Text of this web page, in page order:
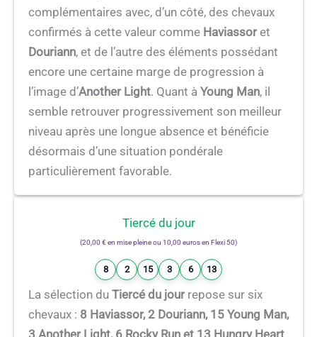
complémentaires avec, d’un côté, des chevaux
confirmés à cette valeur comme Haviassoret
Douriann, et de l’autre des éléments possédant
encore une certaine marge de progression à
l’image d’Another Light. Quant à Young Man, il
semble retrouver progressivement son meilleur
niveau après une longue absence et bénéficie
désormais d’une situation pondérale
particulièrement favorable.
Tiercé du jour
(20,00 € en mise pleine ou 10,00 euros en Flexi 50)
8 2 15 3 6 13
La sélection du Tiercé du jourrepose sur six
chevaux : 8 Haviassor, 2 Douriann, 15 Young Man,
3 Another Light, 6 Rocky Run et 13 Hungry Heart